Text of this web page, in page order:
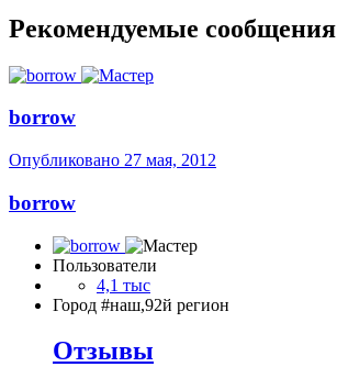
Рекомендуемые сообщения
borrow
Опубликовано 27 мая, 2012
borrow
Пользователи
4,1 тыс
Город #наш,92й регион
Отзывы